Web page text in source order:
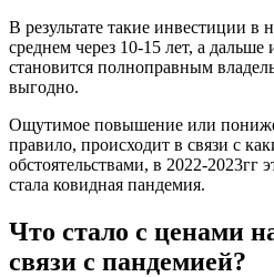
В результате такие инвестиции в
среднем через 10-15 лет, а
становится полноправным
выгодно.
Ощутимое повышение или
правило, происходит в связи с
обстоятельствами, в 2022-2023гг
стала ковидная пандемия.
Что стало с ценами
связи с пандемией?